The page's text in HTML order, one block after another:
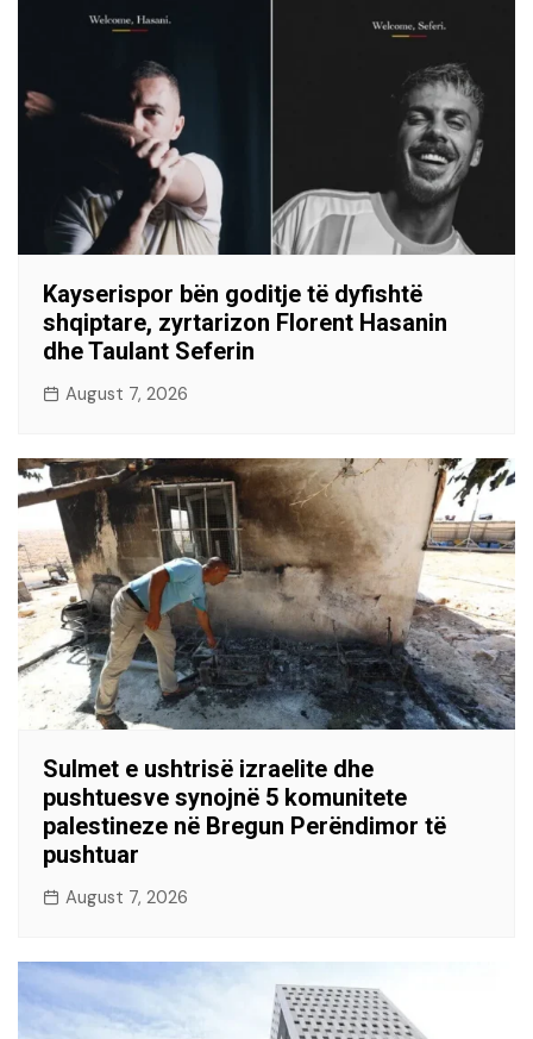
Kayserispor bën goditje të dyfishtë
shqiptare, zyrtarizon Florent Hasanin
dhe Taulant Seferin
August 7, 2026
Sulmet e ushtrisë izraelite dhe
pushtuesve synojnë 5 komunitete
palestineze në Bregun Perëndimor të
pushtuar
August 7, 2026